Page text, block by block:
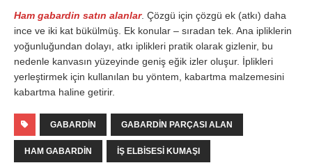
Ham gabardin satın alanlar. Çözgü için çözgü ek (atkı) daha
ince ve iki kat bükülmüş. Ek konular – sıradan tek. Ana ipliklerin
yoğunluğundan dolayı, atkı iplikleri pratik olarak gizlenir, bu
nedenle kanvasın yüzeyinde geniş eğik izler oluşur. İplikleri
yerleştirmek için kullanılan bu yöntem, kabartma malzemesini
kabartma haline getirir.
GABARDIN GABARDIN PARÇASI ALAN
HAM GABARDIN IŞ ELBISESI KUMAŞI